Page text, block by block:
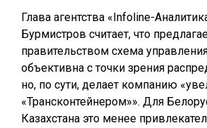
Глава агентства «Infoline-
Бурмистров считает, что
правительством схема
объективна с точки зрения
но, по сути, делает компанию
«Трансконтейнером»». Для
Казахстана это менее